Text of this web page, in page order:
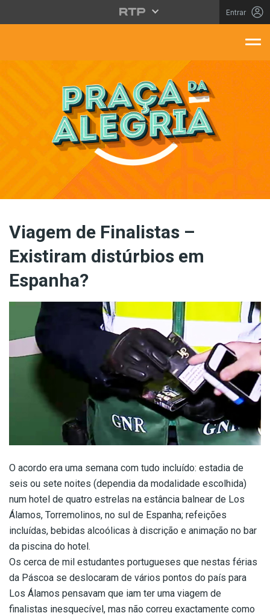
Saltar para o conteúdo principal
Entrar
Viagem de Finalistas –
Existiram distúrbios em
Espanha?
O acordo era uma semana com tudo incluído: estadia de
seis ou sete noites (dependia da modalidade escolhida)
num hotel de quatro estrelas na estância balnear de Los
Álamos, Torremolinos, no sul de Espanha; refeições
incluídas, bebidas alcoólicas à discrição e animação no bar
da piscina do hotel.
Os cerca de mil estudantes portugueses que nestas férias
da Páscoa se deslocaram de vários pontos do país para
Los Álamos pensavam que iam ter uma viagem de
finalistas inesquecível, mas não correu exactamente como